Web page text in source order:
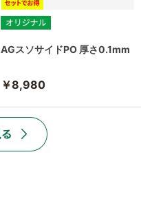
AGスソサイドPO 厚さ0.1mm
￥8,980